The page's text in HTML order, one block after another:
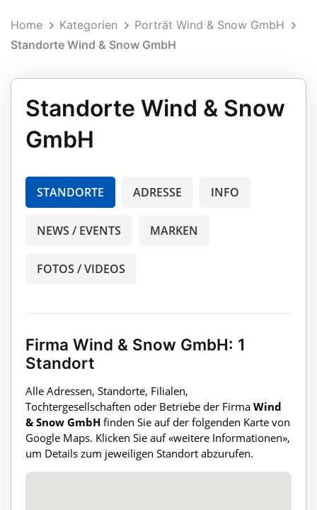
Home Kategorien
Porträt Wind & Snow GmbH
Standorte Wind & Snow GmbH
Standorte Wind & Snow
GmbH
STANDORTE ADRESSE INFO
NEWS / EVENTS MARKEN
FOTOS / VIDEOS
Firma Wind & Snow GmbH: 1
Standort
Alle Adressen, Standorte, Filialen,
Tochtergesellschaften oder Betriebe der Firma Wind
& Snow GmbH finden Sie auf der folgenden Karte von
Google Maps. Klicken Sie auf «weitere Informationen»,
um Details zum jeweiligen Standort abzurufen.